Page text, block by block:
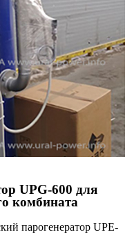
UPG-600 для
комбината